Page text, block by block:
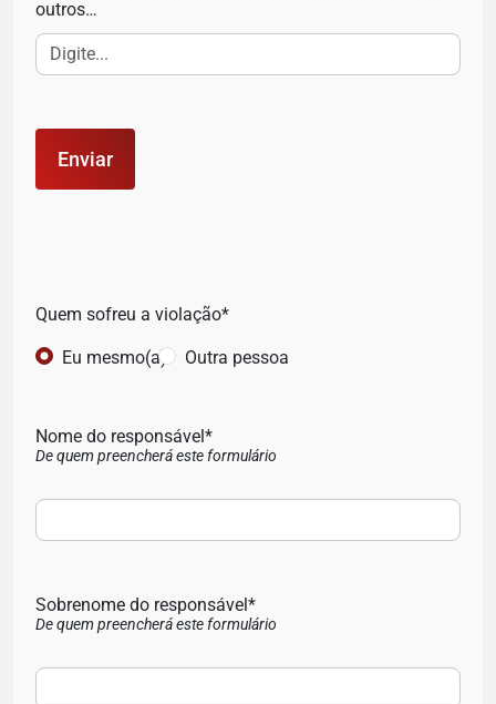
outros…
Quem sofreu a violação*
Eu mesmo(a) Outra pessoa
Nome do responsável*
De quem preencherá este formulário
Sobrenome do responsável*
De quem preencherá este formulário